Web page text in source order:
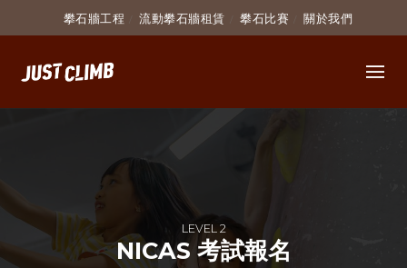
攀石牆工程 流動攀石牆租賃 攀石比賽 關於我們
LEVEL 2
NICAS 考試報名